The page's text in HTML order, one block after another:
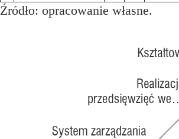
Źródło: opracowanie własne.